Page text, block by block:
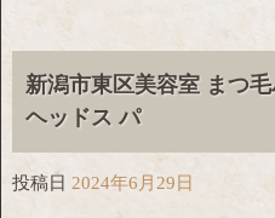
新潟市東区美容室 まつ
ヘッドス パ
投稿日 2024年6月29日